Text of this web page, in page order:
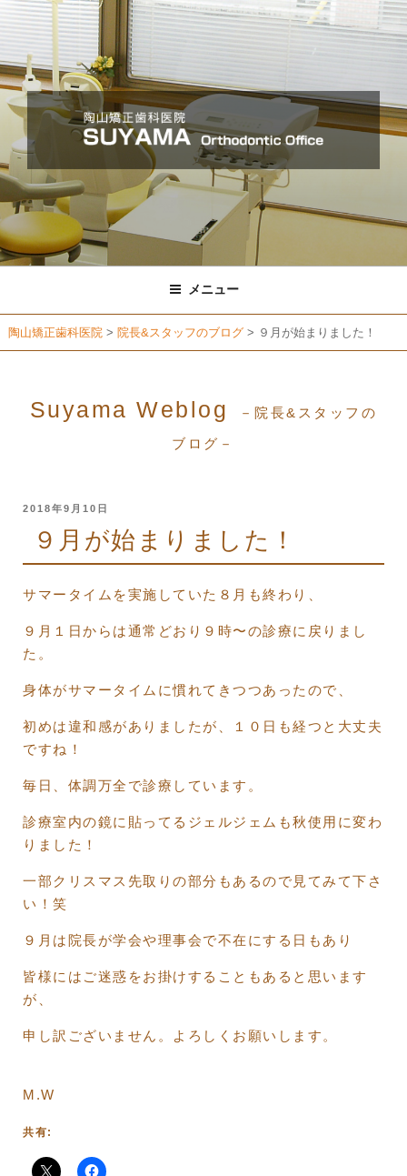
コ
ン
ン
ツ
ス
キ
ッ
プ
メニュー
陶山矯正歯科医院 > 院長&スタッフのブログ > ９月が始まりました！
Suyama Weblog －院長&スタッフの
ブログ－
投
日:
2018年9月10日
９月が始まりました！
サマータイムを実施していた８月も終わり、
９月１日からは通常どおり９時〜の診療に戻りまし
た。
身体がサマータイムに慣れてきつつあったので、
初めは違和感がありましたが、１０日も経つと大丈夫
ですね！
毎日、体調万全で診療しています。
診療室内の鏡に貼ってるジェルジェムも秋使用に変わ
りました！
一部クリスマス先取りの部分もあるので見てみて下さ
い！笑
９月は院長が学会や理事会で不在にする日もあり
皆様にはご迷惑をお掛けすることもあると思います
が、
申し訳ございません。よろしくお願いします。
M.W
共有: